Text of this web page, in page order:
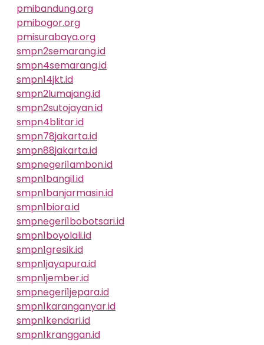
pmibandung.org
pmibogor.org
pmisurabaya.org
smpn2semarang.id
smpn4semarang.id
smpn14jkt.id
smpn2lumajang.id
smpn2sutojayan.id
smpn4blitar.id
smpn78jakarta.id
smpn88jakarta.id
smpnegeri1ambon.id
smpn1bangil.id
smpn1banjarmasin.id
smpn1biora.id
smpnegeri1bobotsari.id
smpn1boyolali.id
smpn1gresik.id
smpn1jayapura.id
smpn1jember.id
smpnegeri1jepara.id
smpn1karanganyar.id
smpn1kendari.id
smpn1kranggan.id